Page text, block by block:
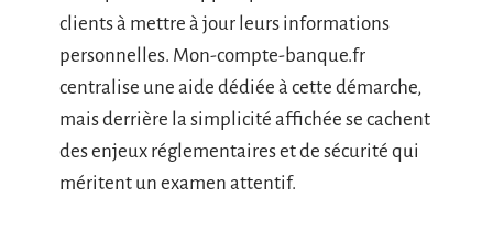
clients à mettre à jour leurs informations
personnelles. Mon-compte-banque.fr
centralise une aide dédiée à cette démarche,
mais derrière la simplicité affichée se cachent
des enjeux réglementaires et de sécurité qui
méritent un examen attentif.